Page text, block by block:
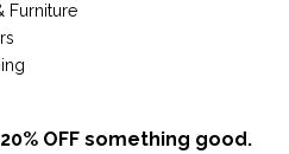
Furniture
20% OFF something good.